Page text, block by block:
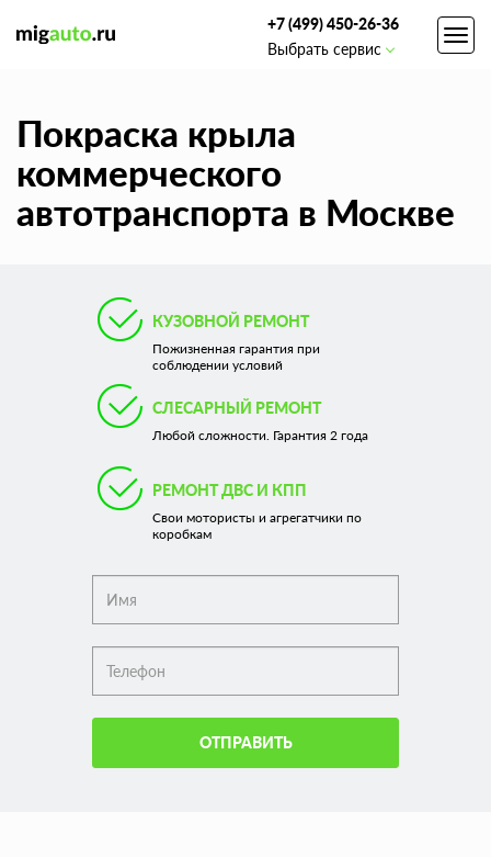
+7 (499) 450-26-36
Выбрать сервис
Покраска крыла
коммерческого
автотранспорта в Москве
КУЗОВНОЙ РЕМОНТ
Пожизненная гарантия при
соблюдении условий
СЛЕСАРНЫЙ РЕМОНТ
Любой сложности. Гарантия 2 года
РЕМОНТ ДВС И КПП
Свои мотористы и агрегатчики по
коробкам
ОТПРАВИТЬ